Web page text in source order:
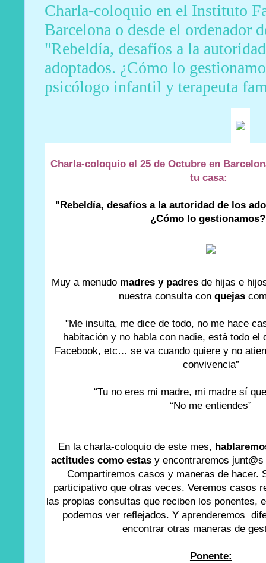
Charla-coloquio en el Instituto
Barcelona o desde el ordenador
"Rebeldía, desafíos a la
adoptados. ¿Cómo lo
psicólogo infantil y terapeuta
Charla-coloquio el 25 de Octubre en
tu casa:
"Rebeldía, desafíos a la autoridad de los
¿Cómo lo
Muy a menudo madres y padres de hijas e
nuestra consulta conquejas
"Me insulta, me dice de todo, no me hace
habitación y no habla con nadie, está todo el
Facebook, etc… se va cuando quiere y no
convivencia”
“Tu no eres mi madre, mi madre sí
“No me entiendes”
En la charla-coloquio de este mes,
actitudes como estasy encontraremos
Compartiremos casos y maneras de hacer.
participativo que otras veces. Veremos casos
las propias consultas que reciben los ponentes,
podemos ver reflejados. Y aprenderemos
encontrar otras maneras de
Ponente: